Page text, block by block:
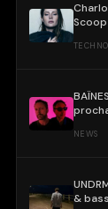
Scoop
TECHNO
NEWS
&